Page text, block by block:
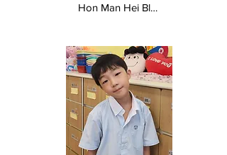
Hon Man Hei Blair